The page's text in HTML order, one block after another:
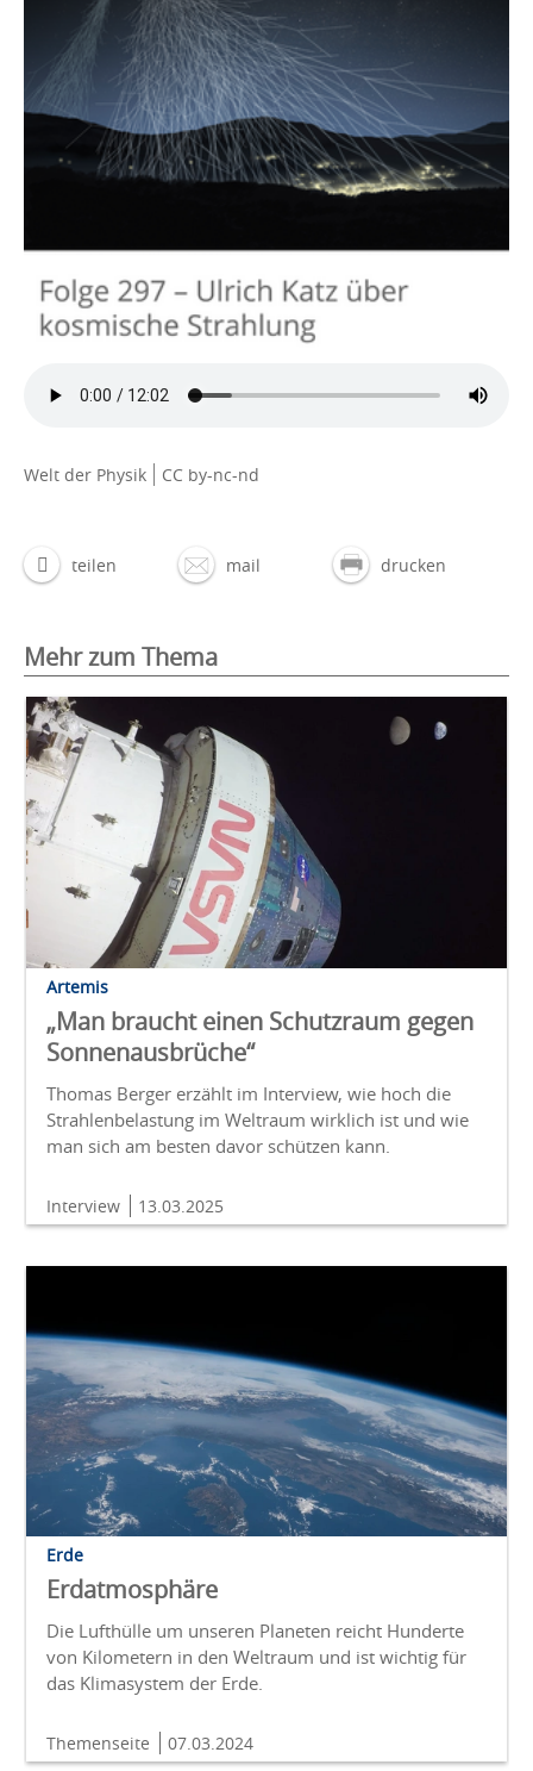
Welt der Physik CC by-nc-nd
teilen mail drucken
Mehr zum Thema
Artemis
„Man braucht einen Schutzraum gegen
Sonnenausbrüche“
Thomas Berger erzählt im Interview, wie hoch die
Strahlenbelastung im Weltraum wirklich ist und wie
man sich am besten davor schützen kann.
Interview 13.03.2025
Erde
Erdatmosphäre
Die Lufthülle um unseren Planeten reicht Hunderte
von Kilometern in den Weltraum und ist wichtig für
das Klimasystem der Erde.
Themenseite 07.03.2024